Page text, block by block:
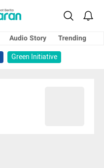
Audio Story
Trending
Green Initiative